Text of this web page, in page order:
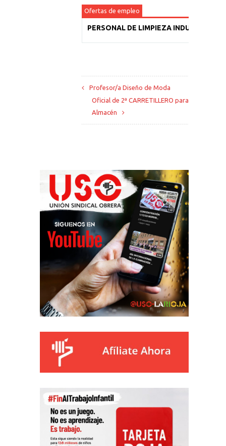
Ofertas de empleo
PERSONAL DE LIMPIEZA INDUSTRIAL
Profesor/a Diseño de Moda
Oficial de 2ª CARRETILLERO para
Almacén